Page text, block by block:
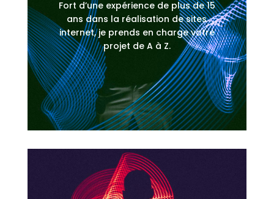
Fort d’une expérience de plus de 15
ans dans la réalisation de sites
internet, je prends en charge votre
projet de A à Z.